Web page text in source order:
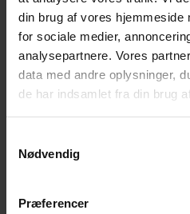
din brug af vores hjemmeside
for sociale medier,
analysepartnere. Vores
data med andre oplysninger,
de har indsamlet fra din brug
Nødvendig
Præferencer
Kontakt